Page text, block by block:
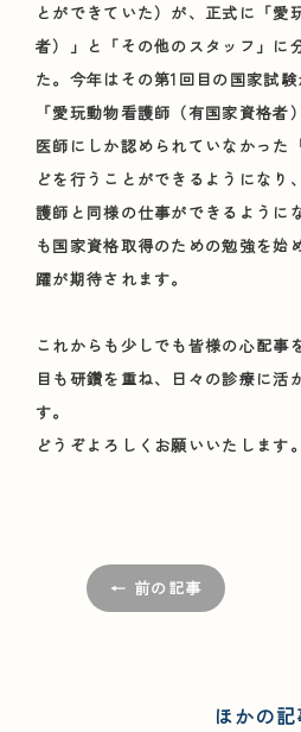
とができていた）が、正式に「愛
者）」と「その他のスタッフ」に
た。今年はその第1回目の国家試験
「愛玩動物看護師（有国家資格
医師にしか認められていなかった
どを行うことができるようになり
護師と同様の仕事ができるように
も国家資格取得のための勉強を始
躍が期待されます。
これからも少しでも皆様の心配事
目も研鑽を重ね、日々の診療に活
す。
どうぞよろしくお願いいたします。
← 前の記事
ほかの